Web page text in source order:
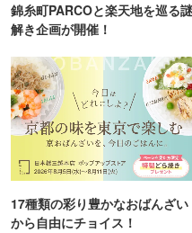
錦糸町PARCOと楽天地を巡る謎
解き企画が開催！
17種類の彩り豊かなおばんざい
から自由にチョイス！